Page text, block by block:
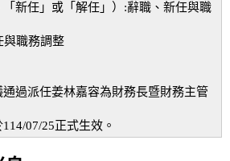
「新任」或「解任」）:辭職、新任與職
與職務調整
過派任姜林嘉容為財務長暨財務主管
07/25正式生效。